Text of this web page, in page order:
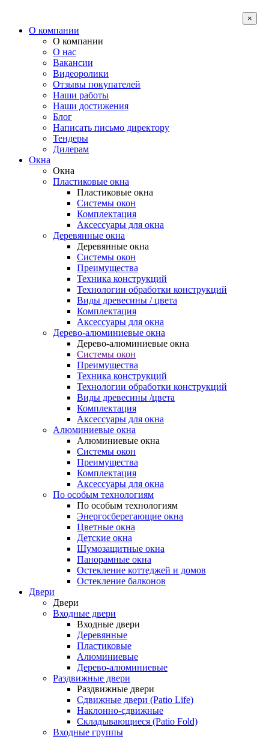
О компании
О компании
О нас
Вакансии
Видеоролики
Отзывы покупателей
Наши работы
Наши достижения
Блог
Написать письмо директору
Тендеры
Дилерам
Окна
Окна
Пластиковые окна
Пластиковые окна
Системы окон
Комплектация
Аксессуары для окна
Деревянные окна
Деревянные окна
Системы окон
Преимущества
Техника конструкций
Технологии обработки конструкций
Виды древесины / цвета
Комплектация
Аксессуары для окна
Дерево-алюминиевые окна
Дерево-алюминиевые окна
Системы окон
Преимущества
Техника конструкций
Технологии обработки конструкций
Виды древесины /цвета
Комплектация
Аксессуары для окна
Алюминиевые окна
Алюминиевые окна
Системы окон
Преимущества
Комплектация
Аксессуары для окна
По особым технологиям
По особым технологиям
Энергосберегающие окна
Цветные окна
Детские окна
Шумозащитные окна
Панорамные окна
Остекление коттеджей и домов
Остекление балконов
Двери
Двери
Входные двери
Входные двери
Деревянные
Пластиковые
Алюминиевые
Дерево-алюминиевые
Раздвижные двери
Раздвижные двери
Сдвижные двери (Patio Life)
Наклонно-сдвижные
Складывающиеся (Patio Fold)
Входные группы
×